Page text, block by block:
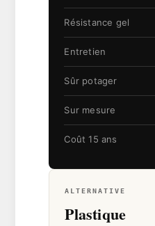
Résistance gel
Entretien
Sûr potager
Sur mesure
Coût 15 ans
ALTERNATIVE
Plastique